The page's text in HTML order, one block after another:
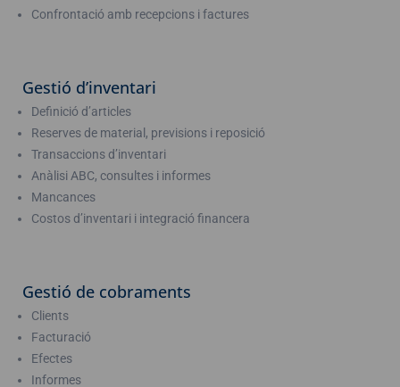
Confrontació amb recepcions i factures
Gestió d’inventari
Definició d’articles
Reserves de material, previsions i reposició
Transaccions d’inventari
Anàlisi ABC, consultes i informes
Mancances
Costos d’inventari i integració financera
Gestió de cobraments
Clients
Facturació
Efectes
Informes